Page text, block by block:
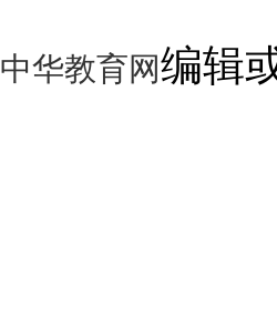
中华教育网编辑